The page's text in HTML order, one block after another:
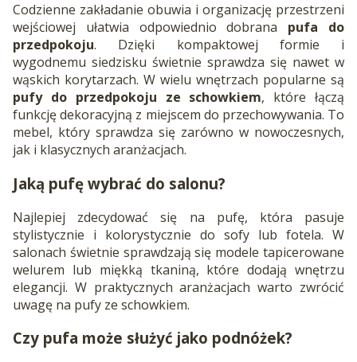
Codzienne zakładanie obuwia i organizację przestrzeni
wejściowej ułatwia odpowiednio dobrana pufa do
przedpokoju. Dzięki kompaktowej formie i
wygodnemu siedzisku świetnie sprawdza się nawet w
wąskich korytarzach. W wielu wnętrzach popularne są
pufy do przedpokoju ze schowkiem, które łączą
funkcję dekoracyjną z miejscem do przechowywania. To
mebel, który sprawdza się zarówno w nowoczesnych,
jak i klasycznych aranżacjach.
Jaką pufę wybrać do salonu?
Najlepiej zdecydować się na pufę, która pasuje
stylistycznie i kolorystycznie do sofy lub fotela. W
salonach świetnie sprawdzają się modele tapicerowane
welurem lub miękką tkaniną, które dodają wnętrzu
elegancji. W praktycznych aranżacjach warto zwrócić
uwagę na pufy ze schowkiem.
Czy pufa może służyć jako podnóżek?